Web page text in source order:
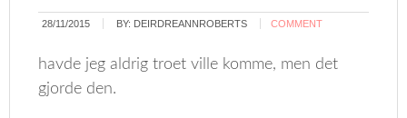
28/11/2015 BY: DEIRDREANNROBERTS COMMENT
havde jeg aldrig troet ville komme, men det
gjorde den.